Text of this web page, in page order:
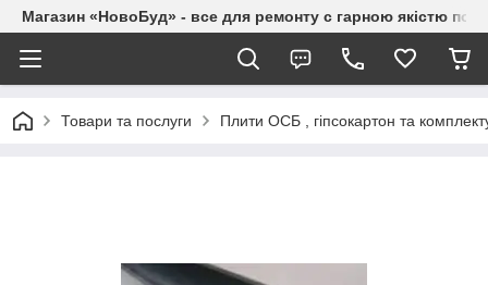
Магазин «НовоБуд» - все для ремонту с гарною якістю по
Товари та послуги Плити ОСБ , гіпсокартон та